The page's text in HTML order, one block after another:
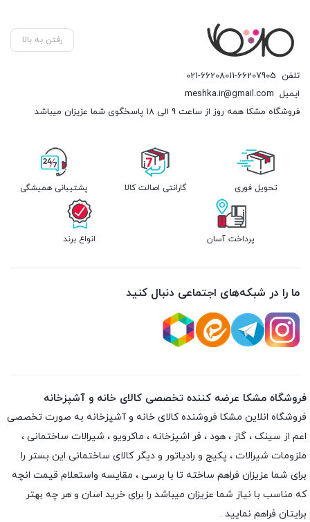
رفتن به بالا
تلفن 021-66208011-66207905
ایمیل meshka.ir@gmail.com
فروشگاه مشکا همه روز از ساعت 9 الی 18 پاسخگوی شما عزیزان میباشد
تحویل فوری گارانتی اصالت کالا پشتیبانی همیشگی
پرداخت آسان انواع برند
ما را در شبکه‌های اجتماعی دنبال کنید
فروشگاه مشکا عرضه کننده تخصصی کالای خانه و آشپزخانه
فروشگاه انلاین مشکا فروشنده کالای خانه و آشپزخانه به صورت تخصصی
اعم از سینک ، گاز ، هود ، فر اشپزخانه ، ماکرویو ، شیرالات ساختمانی ،
ملزومات شیرالات ، پکیج و رادیاتور و دیگر کالای ساختمانی این بستر را
برای شما عزیزان فراهم ساخته تا با برسی ، مقایسه واستعلام قیمت انچه
که مناسب با نیاز شما عزیزان میباشد را برای خرید اسان و هر چه بهتر
برایتان فراهم نمایید .